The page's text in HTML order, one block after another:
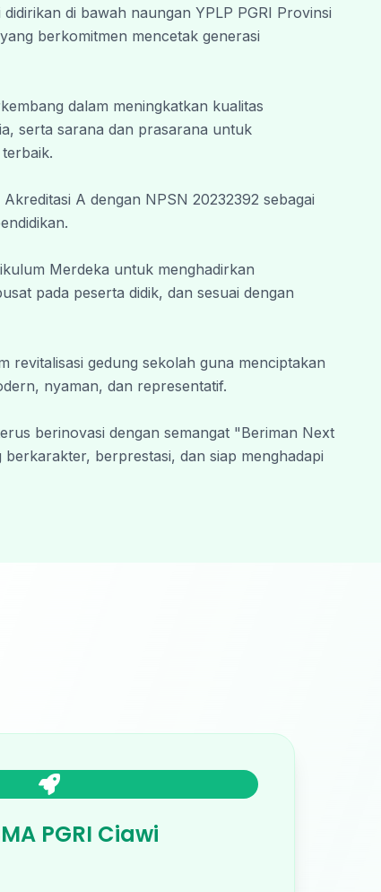
di bawah naungan YPLP PGRI Provinsi
berkomitmen mencetak generasi
dalam meningkatkan kualitas
serta sarana dan prasarana untuk
A dengan NPSN 20232392 sebagai
Merdeka untuk menghadirkan
pada peserta didik, dan sesuai dengan
gedung sekolah guna menciptakan
nyaman, dan representatif.
berinovasi dengan semangat "Beriman Next
berprestasi, dan siap menghadapi
PGRI Ciawi